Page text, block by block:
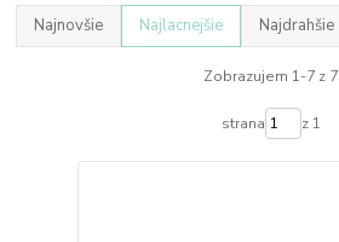
Najnovšie Najlacnejšie Najdrahšie
Zobrazujem 1-7 z 7
strana z 1